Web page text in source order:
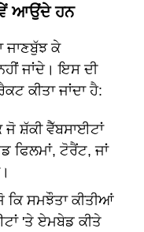
ਆਉਂਦੇ ਹਨ
ਜਾਣਬੁੱਝ ਕੇ
ਜਾਂਦੇ। ਇਸ ਦੀ
ਕੀਤਾ ਜਾਂਦਾ ਹੈ:
ਜੋ ਸ਼ੱਕੀ ਵੈੱਬਸਾਈਟਾਂ
ਫਿਲਮਾਂ, ਟੋਰੈਂਟ, ਜਾਂ
ਸਮਝੌਤਾ ਕੀਤੀਆਂ
'ਤੇ ਏਮਬੇਡ ਕੀਤੇ